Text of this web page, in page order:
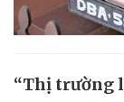
“Thị trường